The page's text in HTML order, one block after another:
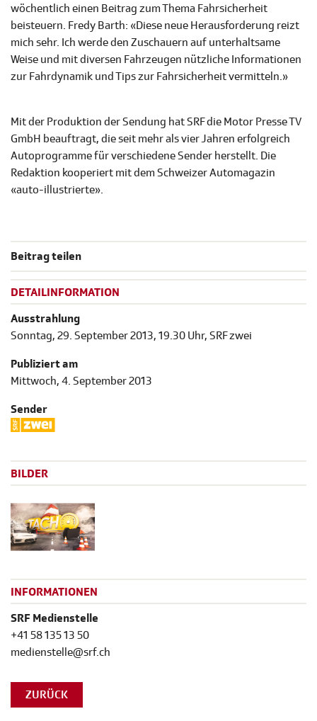
wöchentlich einen Beitrag zum Thema Fahrsicherheit
beisteuern. Fredy Barth: «Diese neue Herausforderung reizt
mich sehr. Ich werde den Zuschauern auf unterhaltsame
Weise und mit diversen Fahrzeugen nützliche Informationen
zur Fahrdynamik und Tips zur Fahrsicherheit vermitteln.»
Mit der Produktion der Sendung hat SRF die Motor Presse TV
GmbH beauftragt, die seit mehr als vier Jahren erfolgreich
Autoprogramme für verschiedene Sender herstellt. Die
Redaktion kooperiert mit dem Schweizer Automagazin
«auto-illustrierte».
Beitrag teilen
DETAILINFORMATION
Ausstrahlung
Sonntag, 29. September 2013, 19.30 Uhr, SRF zwei
Publiziert am
Mittwoch, 4. September 2013
Sender
BILDER
INFORMATIONEN
SRF Medienstelle
+41 58 135 13 50
medienstelle@srf.ch
ZURÜCK